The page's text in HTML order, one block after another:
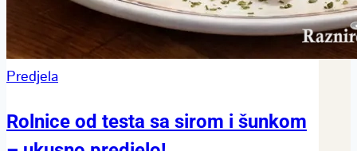
Predjela
Rolnice od testa sa sirom i šunkom